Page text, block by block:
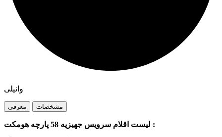
وانیلی
معرفی مشخصات
لیست اقلام سرویس جهیزیه 58 پارچه هومکت :